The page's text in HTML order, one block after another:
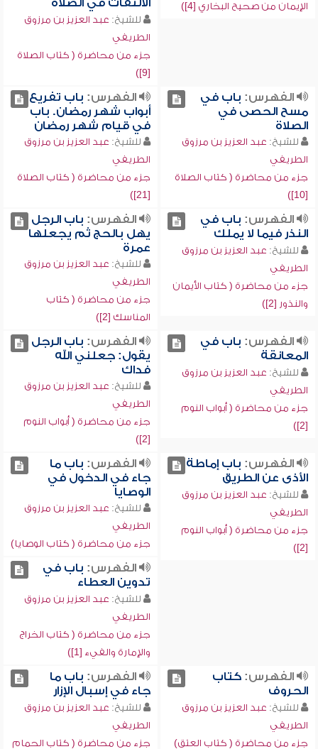
الإيمان من صحيح البخاري [4]) الالتفات في الصلاة
للشيخ: عبد العزيز بن مرزوق
الطريفي
جزء من محاضرة ( كتاب الصلاة
[9])
الفهرس: باب في
مسح الحصى في
الصلاة
للشيخ: عبد العزيز بن مرزوق
الطريفي
جزء من محاضرة ( كتاب الصلاة
[10])
الفهرس: باب تفريع
أبواب شهر رمضان. باب
في قيام شهر رمضان
للشيخ: عبد العزيز بن مرزوق
الطريفي
جزء من محاضرة ( كتاب الصلاة
[21])
الفهرس: باب في
النذر فيما لا يملك
للشيخ: عبد العزيز بن مرزوق
الطريفي
جزء من محاضرة ( كتاب الأيمان
والنذور [2])
الفهرس: باب الرجل
يهل بالحج ثم يجعلها
عمرة
للشيخ: عبد العزيز بن مرزوق
الطريفي
جزء من محاضرة ( كتاب
المناسك [2])
الفهرس: باب في
المعانقة
للشيخ: عبد العزيز بن مرزوق
الطريفي
جزء من محاضرة ( أبواب النوم
[2])
الفهرس: باب الرجل
يقول: جعلني الله
فداك
للشيخ: عبد العزيز بن مرزوق
الطريفي
جزء من محاضرة ( أبواب النوم
[2])
الفهرس: باب إماطة
الأذى عن الطريق
للشيخ: عبد العزيز بن مرزوق
الطريفي
جزء من محاضرة ( أبواب النوم
[2])
الفهرس: باب ما
جاء في الدخول في
الوصايا
للشيخ: عبد العزيز بن مرزوق
الطريفي
جزء من محاضرة ( كتاب الوصايا)
الفهرس: باب في
تدوين العطاء
للشيخ: عبد العزيز بن مرزوق
الطريفي
جزء من محاضرة ( كتاب الخراج
والإمارة والفيء [1])
الفهرس:كتاب
الحروف
للشيخ: عبد العزيز بن مرزوق
الطريفي
جزء من محاضرة ( كتاب العتق)
الفهرس: باب ما
جاء في إسبال الإزار
للشيخ: عبد العزيز بن مرزوق
الطريفي
جزء من محاضرة ( كتاب الحمام